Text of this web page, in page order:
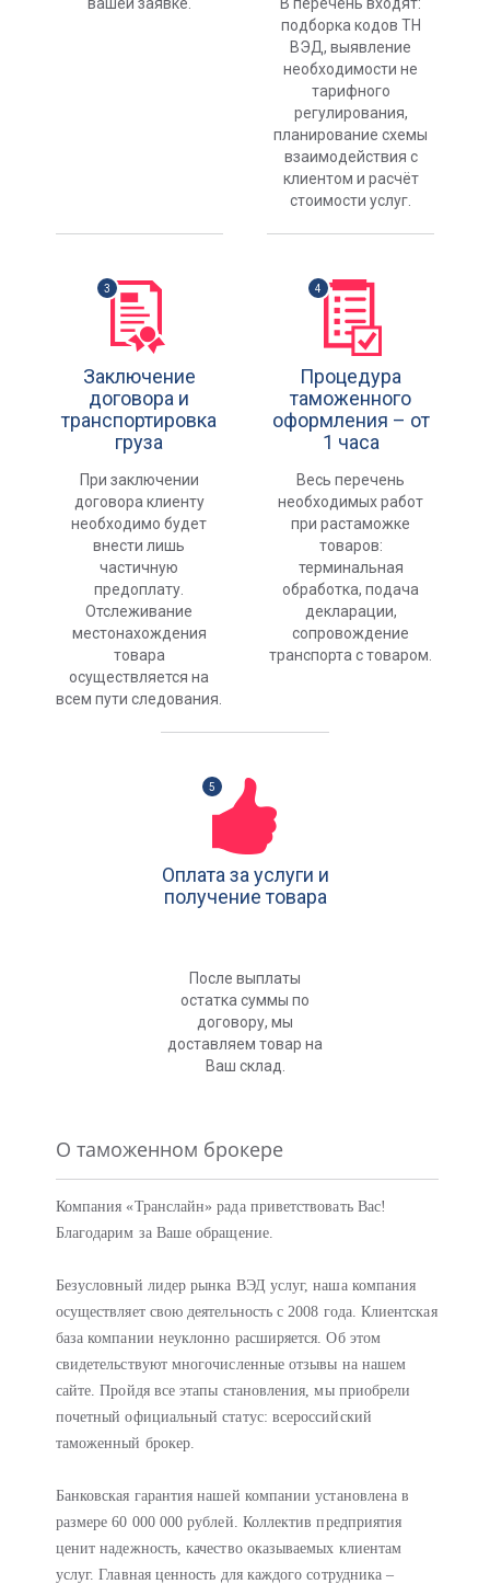
подборка кодов ТН
ВЭД, выявление
необходимости не
тарифного
регулирования,
планирование схемы
взаимодействия с
клиентом и расчёт
стоимости услуг.
Заключение
договора и
транспортировка
груза
При заключении
договора клиенту
необходимо будет
внести лишь
частичную
предоплату.
Отслеживание
местонахождения
товара
осуществляется на
всем пути следования.
Процедура
таможенного
оформления – от
1 часа
Весь перечень
необходимых работ
при растаможке
товаров:
терминальная
обработка, подача
декларации,
сопровождение
транспорта с товаром.
Оплата за услуги и
получение товара
После выплаты
остатка суммы по
договору, мы
доставляем товар на
Ваш склад.
О таможенном брокере
Компания «Транслайн» рада приветствовать Вас!
Благодарим за Ваше обращение.
Безусловный лидер рынка ВЭД услуг, наша компания
осуществляет свою деятельность с 2008 года. Клиентская
база компании неуклонно расширяется. Об этом
свидетельствуют многочисленные отзывы на нашем
сайте. Пройдя все этапы становления, мы приобрели
почетный официальный статус: всероссийский
таможенный брокер.
Банковская гарантия нашей компании установлена в
размере 60 000 000 рублей. Коллектив предприятия
ценит надежность, качество оказываемых клиентам
услуг. Главная ценность для каждого сотрудника –